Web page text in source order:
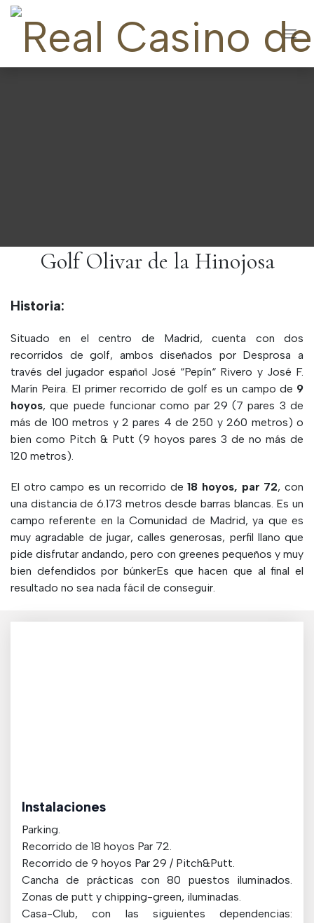
Ir al contenido
Golf Olivar de la Hinojosa
Historia:
Situado en el centro de Madrid, cuenta con dos
recorridos de golf, ambos diseñados por Desprosa a
través del jugador español José “Pepín“ Rivero y José F.
Marín Peira. El primer recorrido de golf es un campo de 9
hoyos, que puede funcionar como par 29 (7 pares 3 de
más de 100 metros y 2 pares 4 de 250 y 260 metros) o
bien como Pitch & Putt (9 hoyos pares 3 de no más de
120 metros).
El otro campo es un recorrido de18 hoyos, par 72, con
una distancia de 6.173 metros desde barras blancas. Es un
campo referente en la Comunidad de Madrid, ya que es
muy agradable de jugar, calles generosas, perfil llano que
pide disfrutar andando, pero con greenes pequeños y muy
bien defendidos por búnkerEs que hacen que al final el
resultado no sea nada fácil de conseguir.
Instalaciones
Parking.
Recorrido de 18 hoyos Par 72.
Recorrido de 9 hoyos Par 29 / Pitch&Putt.
Cancha de prácticas con 80 puestos iluminados.
Zonas de putt y chipping-green, iluminadas.
Casa-Club, con las siguientes dependencias: